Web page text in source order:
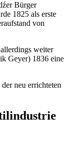
Bürger
1825 als erste
von
weiter
Geyer) 1836 eine
neu errichteten